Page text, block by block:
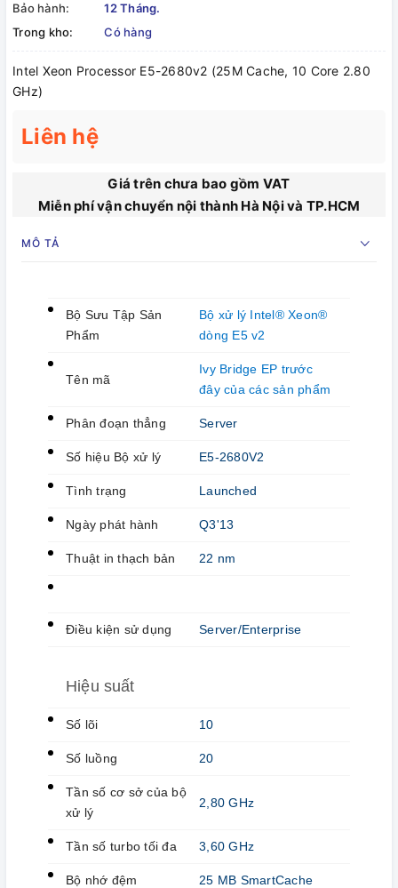
Bảo hành:
12 Tháng.
Trong kho:
Có hàng
Intel Xeon Processor E5-2680v2 (25M Cache, 10 Core 2.80
GHz)
Liên hệ
Giá trên chưa bao gồm VAT
Miễn phí vận chuyển nội thành Hà Nội và TP.HCM
MÔ TẢ
Bộ Sưu Tập Sản
Phẩm
Bộ xử lý Intel® Xeon®
dòng E5 v2
Tên mã
Ivy Bridge EP trước
đây của các sản phẩm
Phân đoạn thẳng Server
Số hiệu Bộ xử lý E5-2680V2
Tình trạng Launched
Ngày phát hành Q3'13
Thuật in thạch bản 22 nm
Điều kiện sử dụng Server/Enterprise
Hiệu suất
Số lõi 10
Số luồng 20
Tần số cơ sở của bộ
xử lý
2,80 GHz
Tần số turbo tối đa 3,60 GHz
Bộ nhớ đệm 25 MB SmartCache